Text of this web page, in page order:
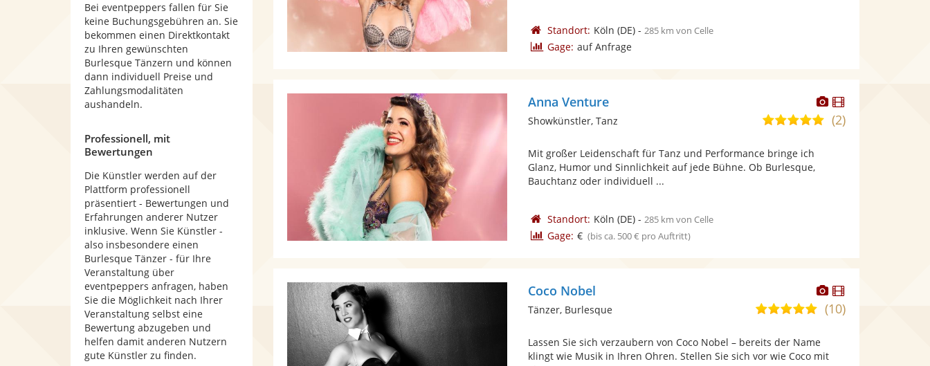
Standort: Köln (DE)- 285 km von Celle
Gage: auf Anfrage
Dieser
Künstler
stellt
Dieser
Künstler
Anna Venture
5,0(2)
Showkünstler, Tanz
Mit großer Leidenschaft für Tanz und Performance bringe ich
Glanz, Humor und Sinnlichkeit auf jede Bühne. Ob Burlesque,
Bauchtanz oder individuell ...
Standort: Köln (DE)- 285 km von Celle
Gage: € (bis ca. 500 € pro Auftritt)
Dieser
Künstler
stellt
Dieser
Künstler
Coco Nobel
5,0
5
Sternen
(10)
Tänzer, Burlesque
Lassen Sie sich verzaubern von Coco Nobel – bereits der Name
klingt wie Musik in Ihren Ohren. Stellen Sie sich vor wie Coco mit
Bei eventpeppers fallen für Sie
keine Buchungsgebühren an. Sie
bekommen einen Direktkontakt
zu Ihren gewünschten
Burlesque Tänzern und können
dann individuell Preise und
Zahlungsmodalitäten
aushandeln.
Professionell, mit
Bewertungen
Die Künstler werden auf der
Plattform professionell
präsentiert - Bewertungen und
Erfahrungen anderer Nutzer
inklusive. Wenn Sie Künstler -
also insbesondere einen
Burlesque Tänzer - für Ihre
Veranstaltung über
eventpeppers anfragen, haben
Sie die Möglichkeit nach Ihrer
Veranstaltung selbst eine
Bewertung abzugeben und
helfen damit anderen Nutzern
gute Künstler zu finden.